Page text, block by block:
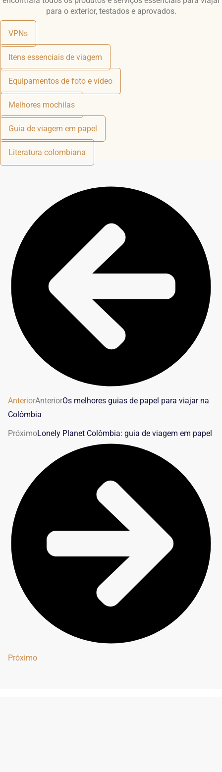
para o exterior, testados e aprovados.
VPNs
Itens essenciais de viagem
Equipamentos de foto e vídeo
Melhores mochilas
Guia de viagem em papel
Literatura colombiana
AnteriorAnteriorOs melhores guias de papel para viajar na
Colômbia
PróximoLonely Planet Colômbia: guia de viagem em papel
Próximo